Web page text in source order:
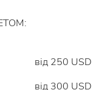
від 250 USD
від 300 USD